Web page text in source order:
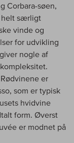
Corbara-søen,
helt særligt
vinde og
for udvikling
nogle af
er
som er typisk
hvidvine
form. Øverst
er modnet på